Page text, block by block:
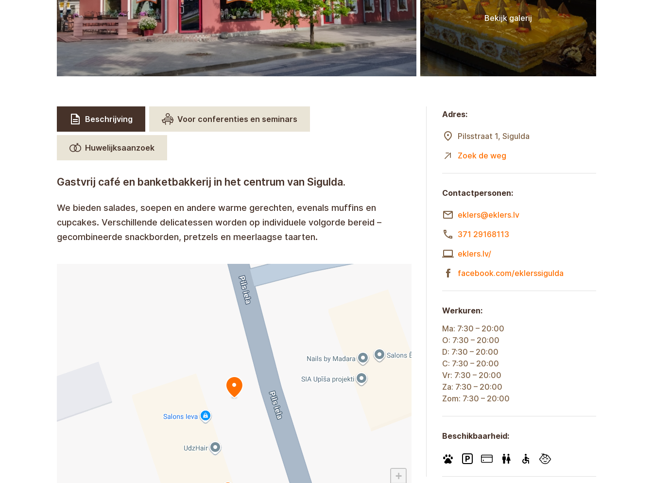
Bekijk galerij
Beschrijving Voor conferenties en seminars
Huwelijksaanzoek
Gastvrij café en banketbakkerij in het centrum van Sigulda.
We bieden salades, soepen en andere warme gerechten, evenals muffins en
cupcakes. Verschillende delicatessen worden op individuele volgorde bereid –
gecombineerde snackborden, pretzels en meerlaagse taarten.
+
Adres:
Pilsstraat 1, Sigulda
Zoek de weg
Contactpersonen:
eklers@eklers.lv
371 29168113
eklers.lv/
facebook.com/eklerssigulda
Werkuren:
Ma: 7:30 – 20:00
O: 7:30 – 20:00
D: 7:30 – 20:00
C: 7:30 – 20:00
Vr: 7:30 – 20:00
Za: 7:30 – 20:00
Zom: 7:30 – 20:00
Beschikbaarheid: